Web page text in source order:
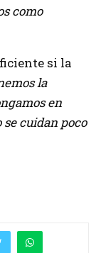
como
si la
la
en
se cuidan poco